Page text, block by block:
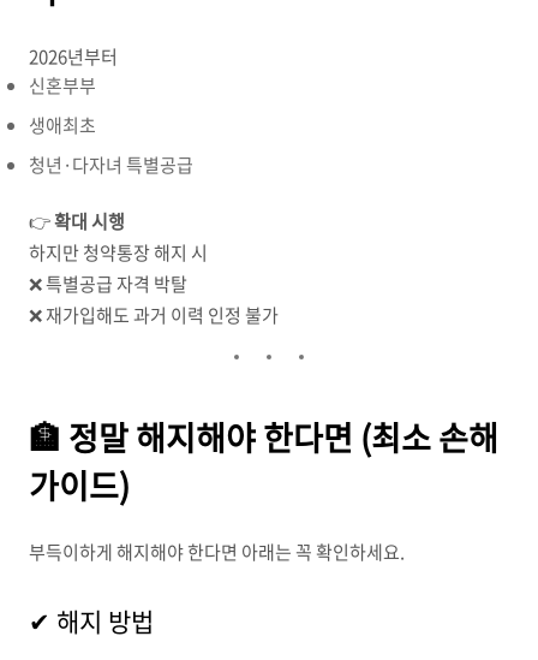
2026년부터
신혼부부
생애최초
청년·다자녀 특별공급
👉확대 시행
하지만 청약통장 해지 시
❌ 특별공급 자격 박탈
❌ 재가입해도 과거 이력 인정 불가
🏦 정말 해지해야 한다면 (최소 손해
가이드)
부득이하게 해지해야 한다면 아래는 꼭 확인하세요.
✔ 해지 방법